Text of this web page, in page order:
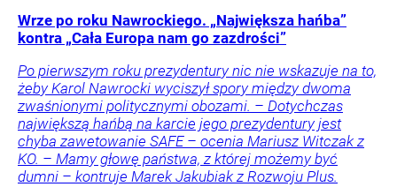
Wrze po roku Nawrockiego. „Największa hańba”
kontra „Cała Europa nam go zazdrości”
Po pierwszym roku prezydentury nic nie wskazuje na to,
żeby Karol Nawrocki wyciszył spory między dwoma
zwaśnionymi politycznymi obozami. – Dotychczas
największą hańbą na karcie jego prezydentury jest
chyba zawetowanie SAFE – ocenia Mariusz Witczak z
KO. – Mamy głowę państwa, z której możemy być
dumni – kontruje Marek Jakubiak z Rozwoju Plus.